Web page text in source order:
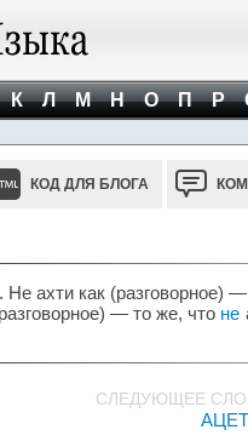
К Л М Н О П Р
КОД ДЛЯ БЛОГА
Не ахти как (разговорное)
— то же, что не
СЛЕДУЮЩЕЕ